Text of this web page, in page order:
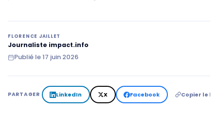
FLORENCE JAILLET
Journaliste impact.info
Publié le17 juin 2026
PARTAGER LinkedIn X Facebook Copier le